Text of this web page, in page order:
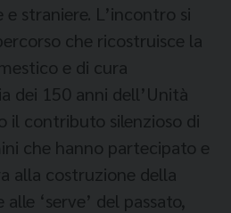
straniere. L’incontro si
che ricostruisce la
e di cura
dei 150 anni dell’Unità
il contributo silenzioso di
che hanno partecipato e
alla costruzione della
‘serve’ del passato,